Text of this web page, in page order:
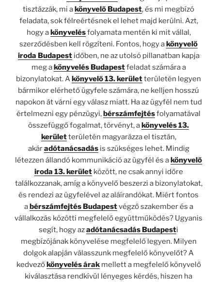
tisztázzák, mi akönyvelő Budapest, és mi megbízó
feladata, sok félreértésnek el lehet majd kerülni. Azt,
hogy akönyvelésfolyamata mentén ki mit vállal,
szerződésben kell rögzíteni. Fontos, hogy akönyvelő
iroda Budapestidőben, ne az utolsó pillanatban kapja
meg akönyvelés Budapestfeladat számára a
bizonylatokat. Akönyvelő 13. kerületterületén legyen
bármikor elérhető ügyfele számára, ne kelljen hosszú
napokon át várni egy válasz miatt. Ha az ügyfél nem tud
értelmezni egy pénzügyi,bérszámfejtésfolyamatával
összefüggő fogalmat, törvényt, akönyvelés 13.
kerületterületén magyarázza el tisztán,
akáradótanácsadásis szükséges lehet. Mindig
létezzen állandó kommunikáció az ügyfél és akönyvelő
iroda 13. kerületközött, ne csak annyi időre
találkozzanak, amíg a könyvelő beszerzi a bizonylatokat,
és rendezi az ügyfelével az aláírandókat. Miért fontos
abérszámfejtés Budapestvégző szakember és a
vállalkozás közötti megfelelő együttműködés? Ugyanis
segít, hogy azadótanácsadás Budapesti
megbízójának könyvelése megfelelő legyen. Milyen
dolgok alapján válasszunk megfelelő könyvelőt? A
kedvezőkönyvelés árakmellett a megfelelő könyvelő
kiválasztása rendkívül lényeges kérdés, hiszen ha